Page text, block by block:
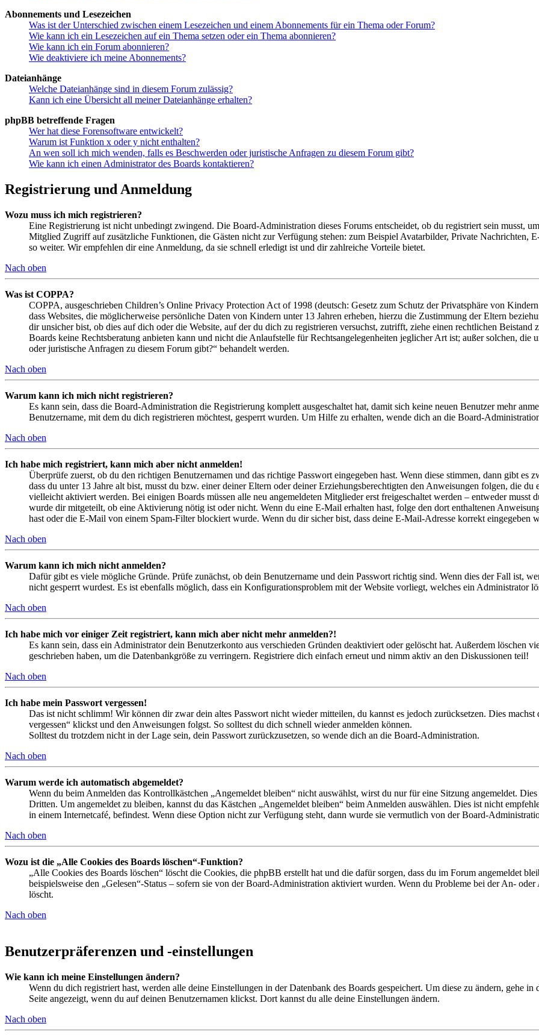
Abonnements und Lesezeichen
Was ist der Unterschied zwischen einem Lesezeichen und einem Abonnements für ein Thema oder Forum?
Wie kann ich ein Lesezeichen auf ein Thema setzen oder ein Thema abonnieren?
Wie kann ich ein Forum abonnieren?
Wie deaktiviere ich meine Abonnements?
Dateianhänge
Welche Dateianhänge sind in diesem Forum zulässig?
Kann ich eine Übersicht all meiner Dateianhänge erhalten?
phpBB betreffende Fragen
Wer hat diese Forensoftware entwickelt?
Warum ist Funktion x oder y nicht enthalten?
An wen soll ich mich wenden, falls es Beschwerden oder juristische Anfragen zu diesem Forum gibt?
Wie kann ich einen Administrator des Boards kontaktieren?
Registrierung und Anmeldung
Wozu muss ich mich registrieren?
Eine Registrierung ist nicht unbedingt zwingend. Die Board-Administration dieses Forums entscheidet, ob du registriert sein musst,
Mitglied Zugriff auf zusätzliche Funktionen, die Gästen nicht zur Verfügung stehen: zum Beispiel Avatarbilder, Private Nachrichten,
so weiter. Wir empfehlen dir eine Anmeldung, da sie schnell erledigt ist und dir zahlreiche Vorteile bietet.
Nach oben
Was ist COPPA?
COPPA, ausgeschrieben Children’s Online Privacy Protection Act of 1998 (deutsch: Gesetz zum Schutz der Privatsphäre von
dass Websites, die möglicherweise persönliche Daten von Kindern unter 13 Jahren erheben, hierzu die Zustimmung der Eltern
dir unsicher bist, ob dies auf dich oder die Website, auf der du dich zu registrieren versuchst, zutrifft, ziehe einen rechtlichen
Boards keine Rechtsberatung anbieten kann und nicht die Anlaufstelle für Rechtsangelegenheiten jeglicher Art ist; außer solchen,
oder juristische Anfragen zu diesem Forum gibt?“ behandelt werden.
Nach oben
Warum kann ich mich nicht registrieren?
Es kann sein, dass die Board-Administration die Registrierung komplett ausgeschaltet hat, damit sich keine neuen Benutzer mehr
Benutzername, mit dem du dich registrieren möchtest, gesperrt wurden. Um Hilfe zu erhalten, wende dich an die Board-
Nach oben
Ich habe mich registriert, kann mich aber nicht anmelden!
Überprüfe zuerst, ob du den richtigen Benutzernamen und das richtige Passwort eingegeben hast. Wenn diese stimmen, dann gibt es
dass du unter 13 Jahre alt bist, musst du bzw. einer deiner Eltern oder deiner Erziehungsberechtigten den Anweisungen folgen, die
vielleicht aktiviert werden. Bei einigen Boards müssen alle neu angemeldeten Mitglieder erst freigeschaltet werden – entweder musst
wurde dir mitgeteilt, ob eine Aktivierung nötig ist oder nicht. Wenn du eine E-Mail erhalten hast, folge den dort enthaltenen
hast oder die E-Mail von einem Spam-Filter blockiert wurde. Wenn du dir sicher bist, dass deine E-Mail-Adresse korrekt eingegeben
Nach oben
Warum kann ich mich nicht anmelden?
Dafür gibt es viele mögliche Gründe. Prüfe zunächst, ob dein Benutzername und dein Passwort richtig sind. Wenn dies der Fall ist,
nicht gesperrt wurdest. Es ist ebenfalls möglich, dass ein Konfigurationsproblem mit der Website vorliegt, welches ein Administrator
Nach oben
Ich habe mich vor einiger Zeit registriert, kann mich aber nicht mehr anmelden?!
Es kann sein, dass ein Administrator dein Benutzerkonto aus verschieden Gründen deaktiviert oder gelöscht hat. Außerdem löschen
geschrieben haben, um die Datenbankgröße zu verringern. Registriere dich einfach erneut und nimm aktiv an den Diskussionen teil!
Nach oben
Ich habe mein Passwort vergessen!
Das ist nicht schlimm! Wir können dir zwar dein altes Passwort nicht wieder mitteilen, du kannst es jedoch zurücksetzen. Dies
vergessen“ klickst und den Anweisungen folgst. So solltest du dich schnell wieder anmelden können.
Solltest du trotzdem nicht in der Lage sein, dein Passwort zurückzusetzen, so wende dich an die Board-Administration.
Nach oben
Warum werde ich automatisch abgemeldet?
Wenn du beim Anmelden das Kontrollkästchen „Angemeldet bleiben“ nicht auswählst, wirst du nur für eine Sitzung angemeldet.
Dritten. Um angemeldet zu bleiben, kannst du das Kästchen „Angemeldet bleiben“ beim Anmelden auswählen. Dies ist nicht
in einem Internetcafé, befindest. Wenn diese Option nicht zur Verfügung steht, dann wurde sie vermutlich von der Board-
Nach oben
Wozu ist die „Alle Cookies des Boards löschen“-Funktion?
„Alle Cookies des Boards löschen“ löscht die Cookies, die phpBB erstellt hat und die dafür sorgen, dass du im Forum angemeldet
beispielsweise den „Gelesen“-Status – sofern sie von der Board-Administration aktiviert wurden. Wenn du Probleme bei der An-
löscht.
Nach oben
Benutzerpräferenzen und -einstellungen
Wie kann ich meine Einstellungen ändern?
Wenn du dich registriert hast, werden alle deine Einstellungen in der Datenbank des Boards gespeichert. Um diese zu ändern, gehe
Seite angezeigt, wenn du auf deinen Benutzernamen klickst. Dort kannst du alle deine Einstellungen ändern.
Nach oben